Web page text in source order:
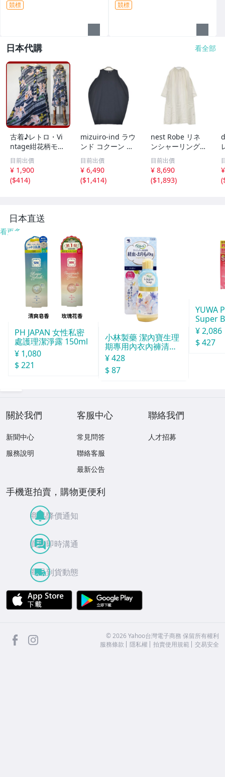
競標 競標
日本代購 看全部
古着♪レトロ・Vi
ntage紺花柄モッ
ズワンピ♪70s60s
70年代60年代ヴ
ィンテージ日本製
Japan昭和ロマン
り
目前出價
¥ 1,900
($414)
mizuiro-ind ラウ
ンド コクーン ノ
ースリーブ ワン
ピース ネイビー
ミズイロインド 6
-0723M 286215
目前出價
¥ 6,490
($1,414)
nest Robe リネ
ンシャーリングネ
ックワンピース 0
1171-1101-1 製
品染め ワンピー
ス オフホワイト
目前出價
¥ 8,690
($1,893)
(
日本直送
看更多
PH JAPAN 女性私密
處護理潔淨露 150ml
¥ 1,080
$ 221
小林製藥 潔內寶生理
期專用內衣內褲清洗
劑120ml
¥ 428
$ 87
YUWA
Super
0粒
¥ 2,086
$ 427
關於我們
新聞中心
服務說明
客服中心
常見問答
聯絡客服
最新公告
聯絡我們
人才招募
手機逛拍賣，購物更便利
商品降價通知
買賣即時溝通
商品到貨動態
APP Store
facebook ©2026 Yahoo台灣電子商務 保留所有權利
服務條款
隱私權 拍賣使用規範 交易安全